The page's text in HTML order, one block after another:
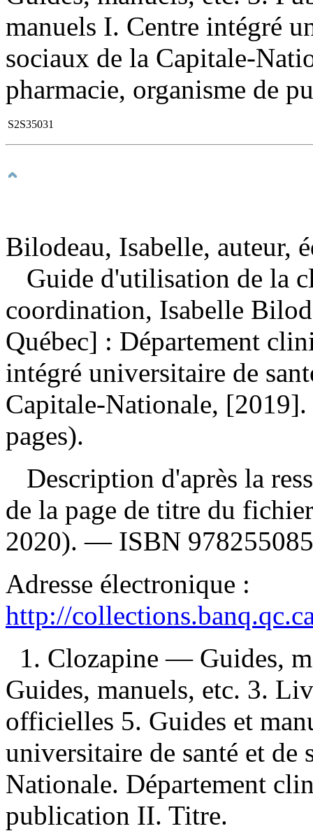
manuels I. Centre intégré
sociaux de la Capitale-
pharmacie, organisme de
S2S35031
Bilodeau, Isabelle, auteur,
Guide d'utilisation de la
coordination, Isabelle
Québec] : Département
intégré universitaire de
Capitale-Nationale,
pages).
Description d'après la
de la page de titre du
2020). — ISBN
Adresse électronique :
http://
1. Clozapine — Guides,
Guides, manuels, etc. 3.
officielles 5. Guides et
universitaire de santé et de
Nationale. Département
publication II. Titre.